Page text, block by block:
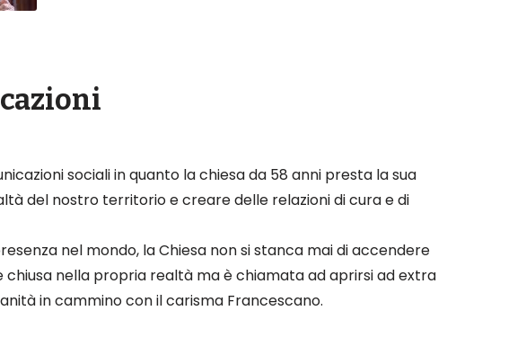
sociali in quanto la chiesa da 58 anni presta la sua
del nostro territorio e creare delle relazioni di cura e di
nel mondo, la Chiesa non si stanca mai di accendere
nella propria realtà ma è chiamata ad aprirsi ad extra
in cammino con il carisma Francescano.